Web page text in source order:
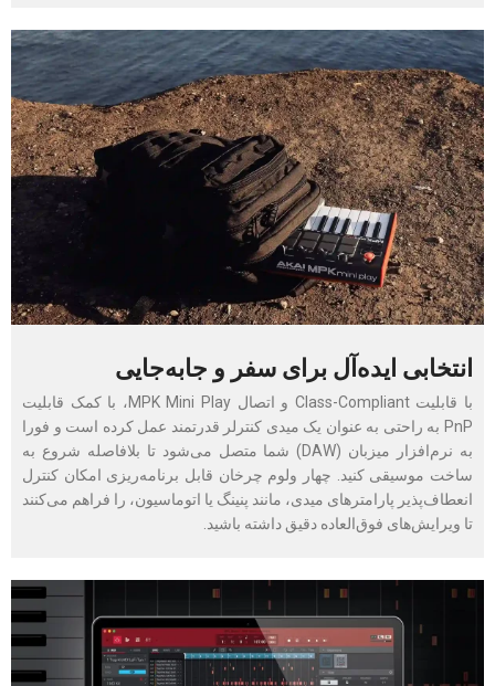
انتخابی ایده‌آل برای سفر و جابه‌جایی
با قابلیت Class-Compliant و اتصال MPK Mini Play، با کمک قابلیت
PnP به راحتی به عنوان یک میدی کنترلر قدرتمند عمل کرده است و فورا
به نرم‌افزار میزبان (DAW) شما متصل می‌شود تا بلافاصله شروع به
ساخت موسیقی کنید. چهار ولوم چرخان قابل برنامه‌ریزی امکان کنترل
انعطاف‌پذیر پارامترهای میدی، مانند پنینگ یا اتوماسیون، را فراهم می‌کنند
تا ویرایش‌های فوق‌العاده دقیق داشته باشید.